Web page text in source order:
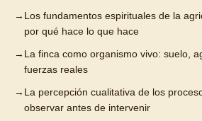
→ Los fundamentos espirituales de la
por qué hace lo que hace
→ La finca como organismo vivo: suelo,
fuerzas reales
→ La percepción cualitativa de los
observar antes de intervenir